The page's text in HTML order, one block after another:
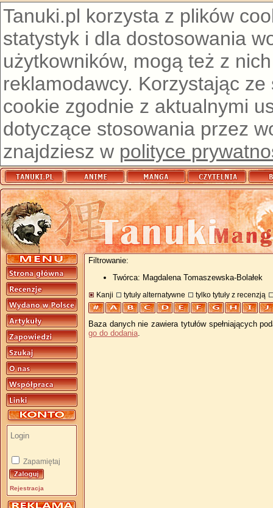
Tanuki.pl korzysta z plików
statystyk i dla dostosowania
użytkowników, mogą też z
reklamodawcy. Korzystając
cookie zgodnie z aktualnymi
dotyczące stosowania przez
znajdziesz w polityce
Zapamiętaj
Rejestracja
Filtrowanie:
Twórca: Magdalena Tomaszewska-Bolałek
Kanji tytuły alternatywne tylko tytuły z recenzją
Baza danych nie zawiera tytułów spełniających
go do dodania.